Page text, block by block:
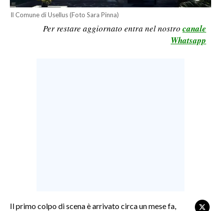
LAVORO
Il Comune di Usellus (Foto Sara Pinna)
Per restare aggiornato entra nel nostro canale
Whatsapp
Il primo colpo di scena è arrivato circa un mese fa,